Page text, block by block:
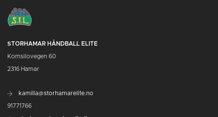
STORHAMAR HÅNDBALL ELITE
Kornsilovegen 60
2316 Hamar
kamilla@storhamarelite.no
91771766